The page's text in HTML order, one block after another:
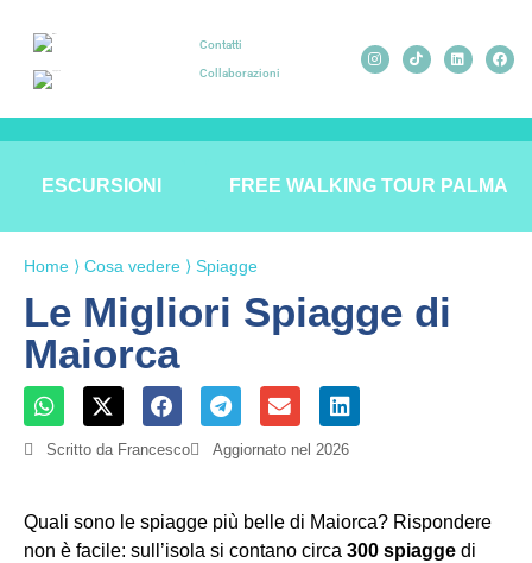
Contatti
Collaborazioni
ESCURSIONI FREE WALKING TOUR PALMA
Home ⟩ Cosa vedere ⟩ Spiagge
Le Migliori Spiagge di
Maiorca
Scritto da Francesco Aggiornato nel 2026
Quali sono le spiagge più belle di Maiorca? Rispondere
non è facile: sull’isola si contano circa 300 spiagge di